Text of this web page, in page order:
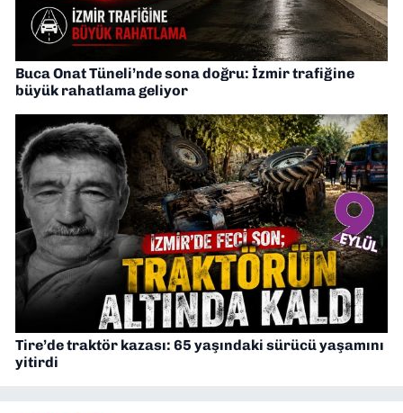
Buca Onat Tüneli’nde sona doğru: İzmir trafiğine
büyük rahatlama geliyor
Tire’de traktör kazası: 65 yaşındaki sürücü yaşamını
yitirdi